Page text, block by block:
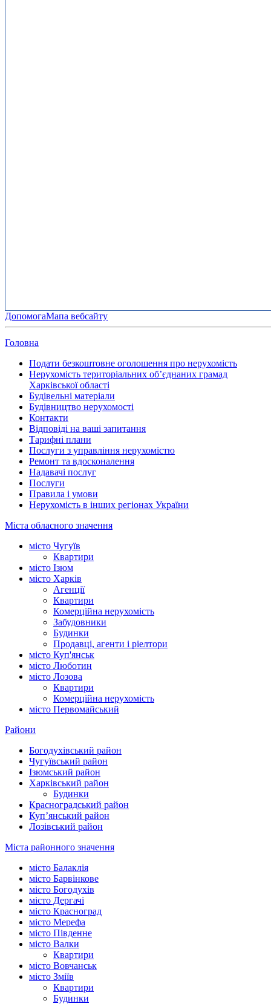
ДопомогаМапа вебсайту
Головна
Подати безкоштовне оголошення про нерухомість
Нерухомість територіальних об’єднаних грамад
Харківської області
Будівельні матеріали
Будівництво нерухомості
Контакти
Відповіді на ваші запитання
Тарифні плани
Послуги з управління нерухомістю
Ремонт та вдосконалення
Надавачі послуг
Послуги
Правила і умови
Нерухомість в інших регіонах України
Міста обласного значення
місто Чугуїв
Квартири
місто Ізюм
місто Харків
Агенції
Квартири
Комерційна нерухомість
Забудовники
Будинки
Продавці, агенти і ріелтори
місто Куп'янськ
місто Люботин
місто Лозова
Квартири
Комерційна нерухомість
місто Первомайський
Райони
Богодухівський район
Чугуївський район
Ізюмський район
Харківський район
Будинки
Красноградський район
Куп’янський район
Лозівський район
Міста районного значення
місто Балаклія
місто Барвінкове
місто Богодухів
місто Дергачі
місто Красноград
місто Мерефа
місто Південне
місто Валки
Квартири
місто Вовчанськ
місто Зміїв
Квартири
Будинки